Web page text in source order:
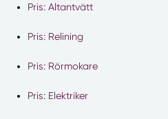
Pris: Altantvätt
Pris: Relining
Pris: Rörmokare
Pris: Elektriker